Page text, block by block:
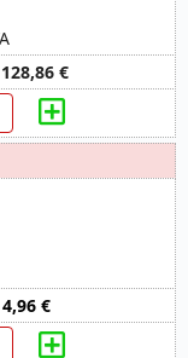
128,86 €
4,96 €